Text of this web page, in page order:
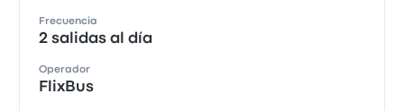
Frecuencia
2 salidas al día
Operador
FlixBus